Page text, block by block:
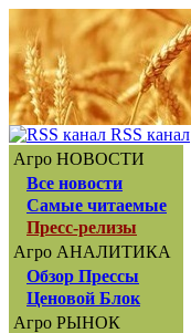
RSS канал
Агро НОВОСТИ
Все новости
Самые читаемые
Пресс-релизы
Агро АНАЛИТИКА
Обзор Прессы
Ценовой Блок
Агро РЫНОК